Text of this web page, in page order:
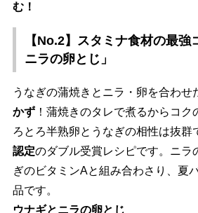
む！
【No.2】スタミナ食材の最強
ニラの卵とじ」
うなぎの蒲焼きとニラ・卵を合わせ
かず！蒲焼きのタレで煮るからコク
ろとろ半熟卵とうなぎの相性は抜群
認定のダブル受賞レシピです。ニラ
ぎのビタミンAと組み合わさり、夏
品です。
ウナギとニラの卵とじ